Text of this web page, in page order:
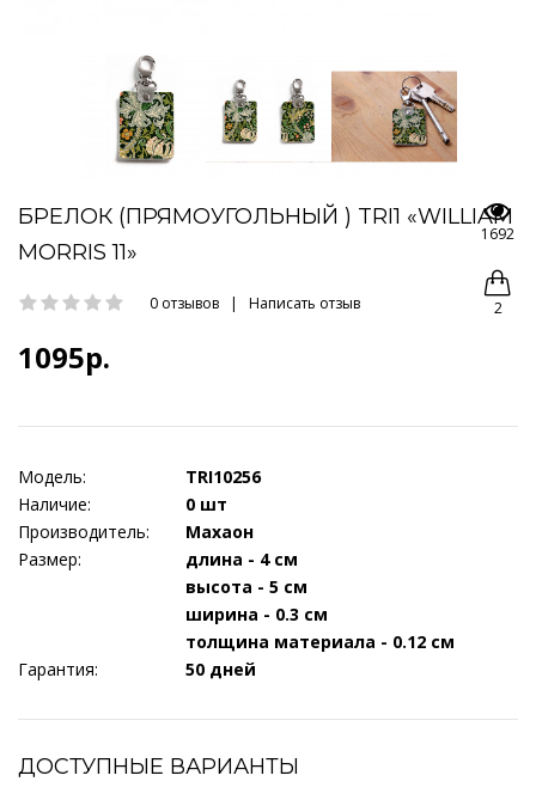
БРЕЛОК (ПРЯМОУГОЛЬНЫЙ ) TRI1 «WILLIAM
MORRIS 11»
0 отзывов | Написать отзыв
1095р.
1692
2
Модель:
TRI10256
Наличие:
0 шт
Производитель:
Махаон
Размер:
длина - 4 см
высота - 5 см
ширина - 0.3 см
толщина материала - 0.12 см
Гарантия:
50 дней
ДОСТУПНЫЕ ВАРИАНТЫ